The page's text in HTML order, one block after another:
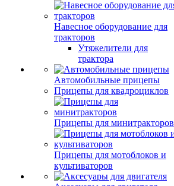
Навесное оборудование для
тракторов
Утяжелители для
трактора
Автомобильные прицепы
Прицепы для квадроциклов
Прицепы для минитракторов
Прицепы для мотоблоков и
культиваторов